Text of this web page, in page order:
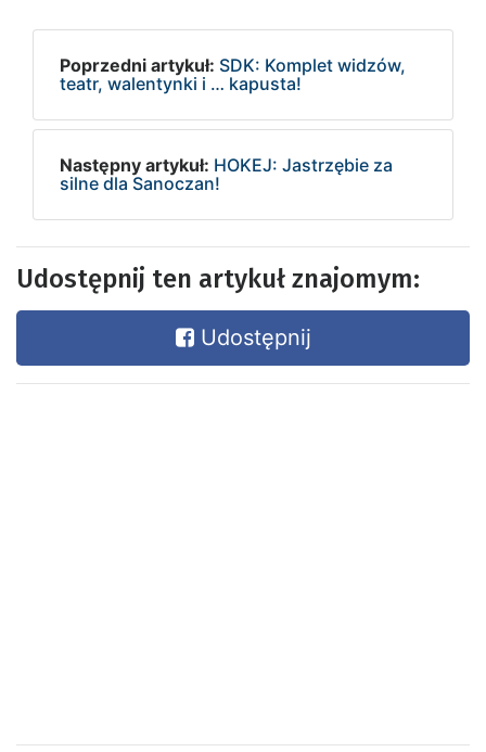
Poprzedni artykuł: SDK: Komplet widzów,
teatr, walentynki i … kapusta!
Następny artykuł: HOKEJ: Jastrzębie za
silne dla Sanoczan!
Udostępnij ten artykuł znajomym:
Udostępnij